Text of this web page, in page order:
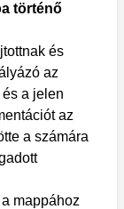
történő
és
az
a jelen
az
a számára
mappához